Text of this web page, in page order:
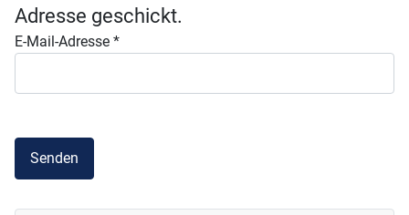
Adresse geschickt.
E-Mail-Adresse *
Senden